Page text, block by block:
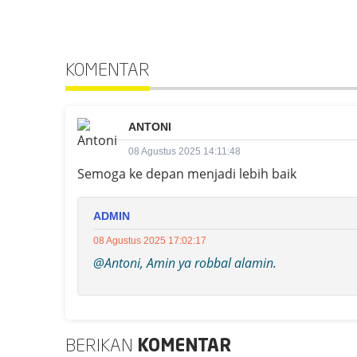
KOMENTAR
ANTONI
08 Agustus 2025 14:11:48
Semoga ke depan menjadi lebih baik
ADMIN
08 Agustus 2025 17:02:17
@Antoni, Amin ya robbal alamin.
BERIKAN KOMENTAR